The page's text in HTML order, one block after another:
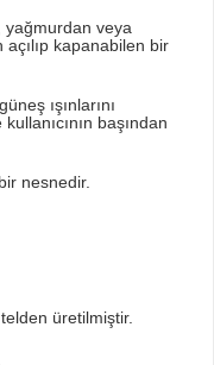
yağmurdan veya
kapanabilen bir
ışınlarını
başından
nesnedir.
üretilmiştir.